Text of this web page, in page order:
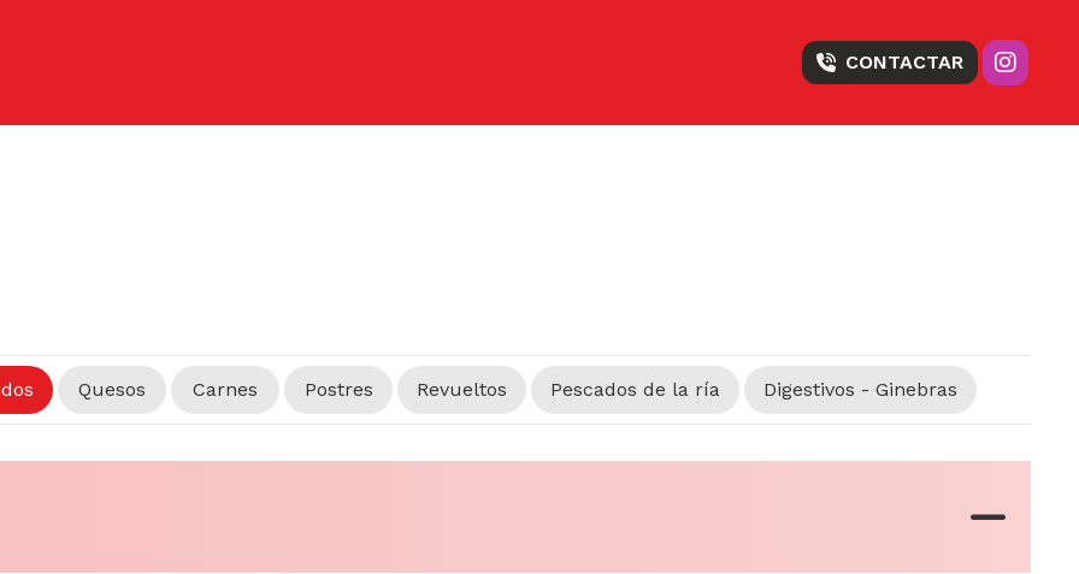
CONTACTAR
Quesos Carnes Postres Revueltos Pescados de la ría Digestivos - Ginebras